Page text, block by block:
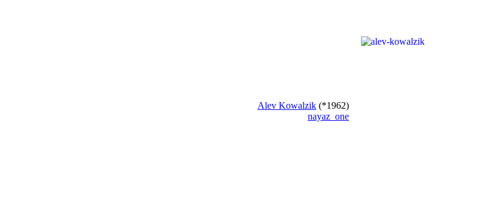
Alev Kowalzik (*1962)
nayaz one